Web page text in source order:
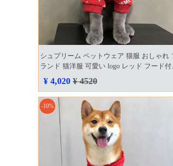
シュプリーム ペットウェア 猫服 おしゃれ
ランド 猫洋服 可愛い logo レッド フード付
パーカー supreme 犬服 帽子 トップス オシャ
レ 可愛い お散歩 四季汎用 ペットグッズ
¥ 4,020 ¥ 4520
-10%